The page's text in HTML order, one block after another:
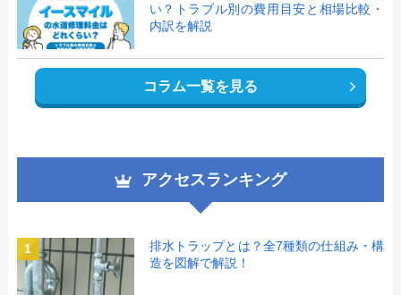
い？トラブル別の費用目安と相場比較・
内訳を解説
コラム一覧を見る
アクセスランキング
1
排水トラップとは？全7種類の仕組み・構
造を図解で解説！